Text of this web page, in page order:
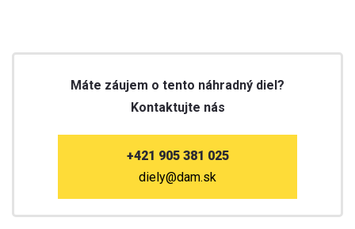
Máte záujem o tento náhradný diel?
Kontaktujte nás
+421 905 381 025
diely@dam.sk